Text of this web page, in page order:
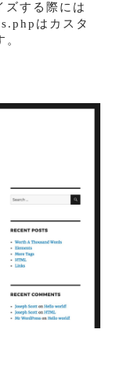
ズする際には
はカスタ